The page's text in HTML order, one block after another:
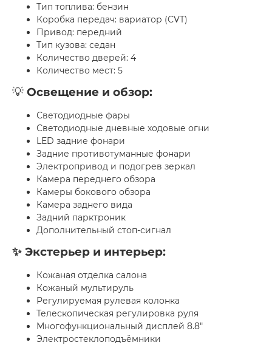
Тип топлива: бензин
Коробка передач: вариатор (CVT)
Привод: передний
Тип кузова: седан
Количество дверей: 4
Количество мест: 5
💡 Освещение и обзор:
Светодиодные фары
Светодиодные дневные ходовые огни
LED задние фонари
Задние противотуманные фонари
Электропривод и подогрев зеркал
Камера переднего обзора
Камеры бокового обзора
Камера заднего вида
Задний парктроник
Дополнительный стоп-сигнал
✨ Экстерьер и интерьер:
Кожаная отделка салона
Кожаный мультируль
Регулируемая рулевая колонка
Телескопическая регулировка руля
Многофункциональный дисплей 8.8"
Электростеклоподъёмники